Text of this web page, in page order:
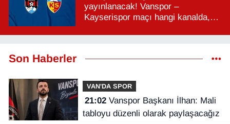
yayınlanacak! Vanspor –
Kayserispor maçı hangi kanalda,
Son Haberler
VAN'DA SPOR
21:02Vanspor Başkanı İlhan: Mali
tabloyu düzenli olarak paylaşacağız